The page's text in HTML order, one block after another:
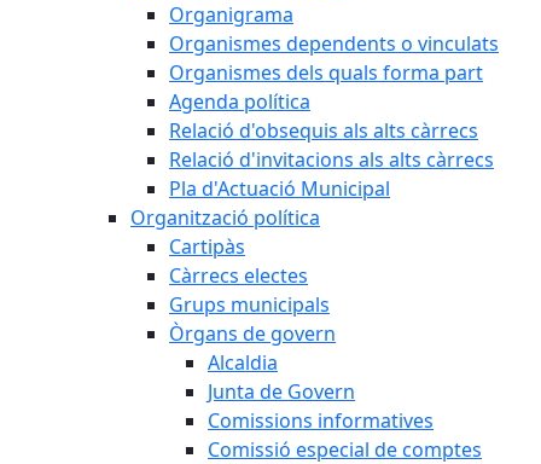
Organigrama
Organismes dependents o vinculats
Organismes dels quals forma part
Agenda política
Relació d'obsequis als alts càrrecs
Relació d'invitacions als alts càrrecs
Pla d'Actuació Municipal
Organització política
Cartipàs
Càrrecs electes
Grups municipals
Òrgans de govern
Alcaldia
Junta de Govern
Comissions informatives
Comissió especial de comptes